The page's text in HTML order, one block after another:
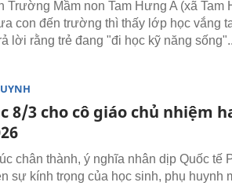
Trường Mầm non Tam Hưng A (xã Tam
con đến trường thì thấy lớp học vắng
lời rằng trẻ đang "đi học kỹ năng
8/3 cho cô giáo chủ nhiệm
chân thành, ý nghĩa nhân dịp Quốc tế
sự kính trọng của học sinh, phụ huynh